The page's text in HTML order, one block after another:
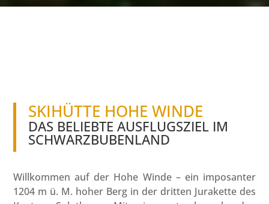
SKIHÜTTE HOHE WINDE
DAS BELIEBTE AUSFLUGSZIEL IM
SCHWARZBUBENLAND
Willkommen auf der Hohe Winde – ein imposanter
1204 m ü. M. hoher Berg in der dritten Jurakette des